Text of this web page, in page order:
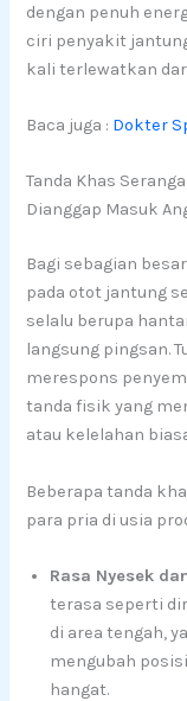
dengan penuh
ciri penyakit
kali terlewatkan
Baca juga : Dokter
Tanda Khas
Dianggap Masuk
Bagi sebagian
pada otot jantung
selalu berupa
langsung pingsan.
merespons
tanda fisik yang
atau kelelahan
Beberapa tanda
para pria di usia
Rasa Nyesek
terasa seperti
di area tengah,
mengubah
hangat.